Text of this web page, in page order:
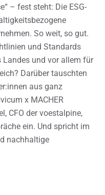
– fest steht: Die ESG-
So weit, so gut.
und Standards
Landes und vor allem für
Darüber tauschten
aus ganz
x MACHER
CFO der voestalpine,
ein. Und spricht im
nachhaltige